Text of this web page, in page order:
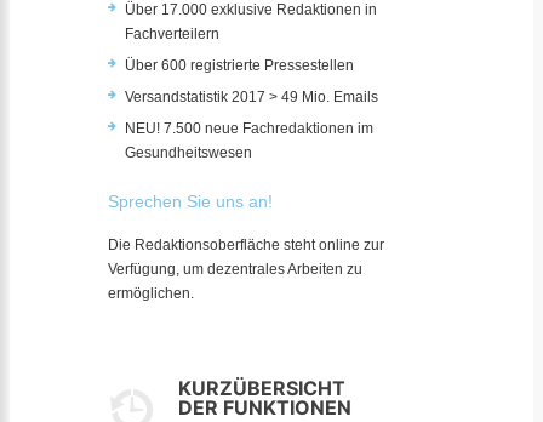
Über 17.000 exklusive Redaktionen in
Fachverteilern
Über 600 registrierte Pressestellen
Versandstatistik 2017 > 49 Mio. Emails
NEU! 7.500 neue Fachredaktionen im
Gesundheitswesen
Sprechen Sie uns an!
Die Redaktionsoberfläche steht online zur
Verfügung, um dezentrales Arbeiten zu
ermöglichen.
KURZÜBERSICHT
DER FUNKTIONEN